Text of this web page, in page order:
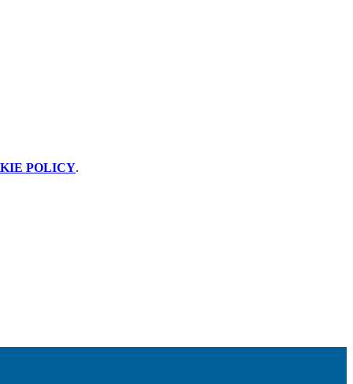
POLICY.